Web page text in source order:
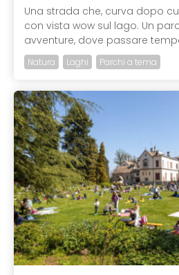
Una strada che, curva dopo
con vista wow sul lago. Un
avventure, dove passare
Natura Laghi Parchi a tema